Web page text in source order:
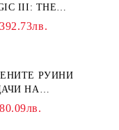
III: THE
-
392.73лв.
РУИНИ
КАРТИ
80.09лв.